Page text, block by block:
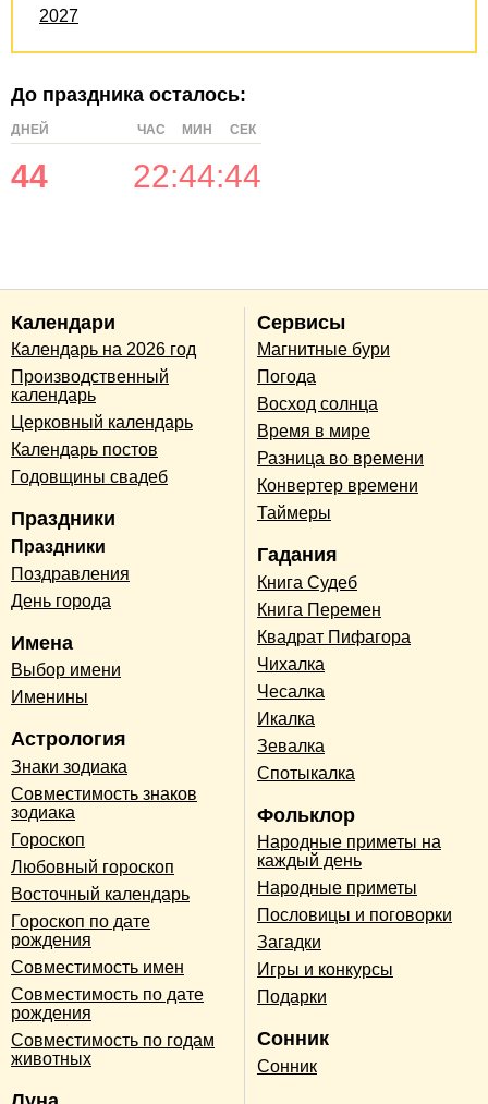
2027
До праздника осталось:
ДНЕЙ ЧАС МИН СЕК
44 22:44:44
Календари
Календарь на 2026 год
Производственный
календарь
Церковный календарь
Календарь постов
Годовщины свадеб
Праздники
Праздники
Поздравления
День города
Имена
Выбор имени
Именины
Астрология
Знаки зодиака
Совместимость знаков
зодиака
Гороскоп
Любовный гороскоп
Восточный календарь
Гороскоп по дате
рождения
Совместимость имен
Совместимость по дате
рождения
Совместимость по годам
животных
Сервисы
Магнитные бури
Погода
Восход солнца
Время в мире
Разница во времени
Конвертер времени
Таймеры
Гадания
Книга Судеб
Книга Перемен
Квадрат Пифагора
Чихалка
Чесалка
Икалка
Зевалка
Спотыкалка
Фольклор
Народные приметы на
каждый день
Народные приметы
Пословицы и поговорки
Загадки
Игры и конкурсы
Подарки
Сонник
Сонник